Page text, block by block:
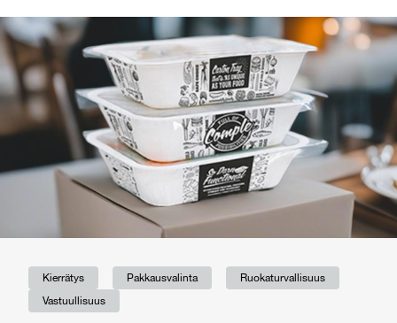
Kierrätys Pakkausvalinta Ruokaturvallisuus
Vastuullisuus